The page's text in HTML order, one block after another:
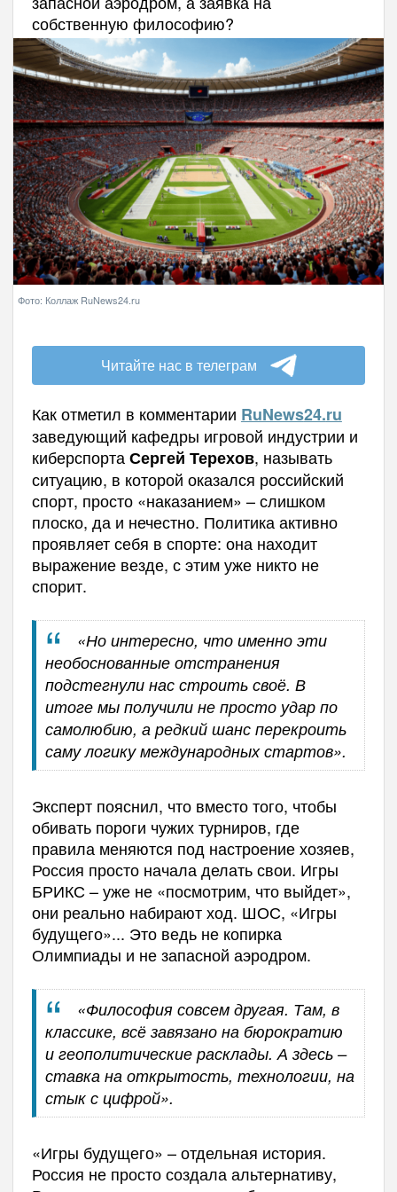
собственную философию?
Фото: Коллаж RuNews24.ru
Читайте нас в телеграм
Как отметил в комментарии RuNews24.ru
заведующий кафедры игровой индустрии и
киберспортаСергей Терехов, называть
ситуацию, в которой оказался российский
спорт, просто «наказанием» – слишком
плоско, да и нечестно. Политика активно
проявляет себя в спорте: она находит
выражение везде, с этим уже никто не
спорит.
«Но интересно, что именно эти
необоснованные отстранения
подстегнули нас строить своё. В
итоге мы получили не просто удар по
самолюбию, а редкий шанс перекроить
саму логику международных стартов».
Эксперт пояснил, что вместо того, чтобы
обивать пороги чужих турниров, где
правила меняются под настроение хозяев,
Россия просто начала делать свои. Игры
БРИКС – уже не «посмотрим, что выйдет»,
они реально набирают ход. ШОС, «Игры
будущего»... Это ведь не копирка
Олимпиады и не запасной аэродром.
«Философия совсем другая. Там, в
классике, всё завязано на бюрократию
и геополитические расклады. А здесь –
ставка на открытость, технологии, на
стык с цифрой».
«Игры будущего» – отдельная история.
Россия не просто создала альтернативу,